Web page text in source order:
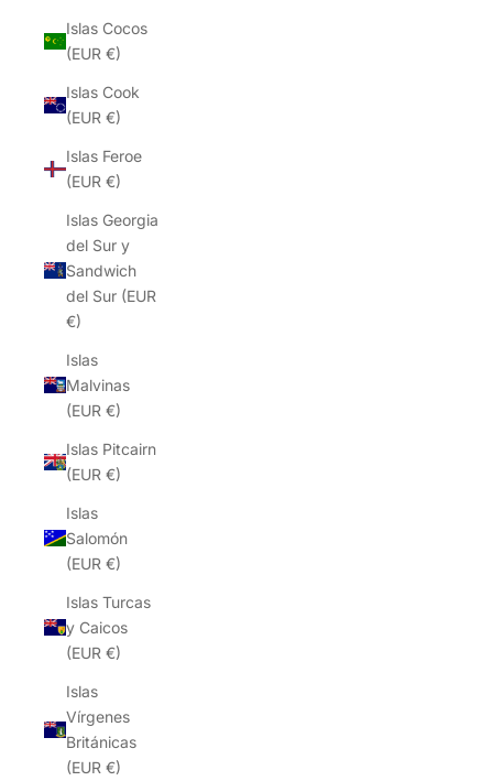
Islas Cocos
(EUR €)
Islas Cook
(EUR €)
Islas Feroe
(EUR €)
Islas Georgia
del Sur y
Sandwich
del Sur (EUR
€)
Islas
Malvinas
(EUR €)
Islas Pitcairn
(EUR €)
Islas
Salomón
(EUR €)
Islas Turcas
y Caicos
(EUR €)
Islas
Vírgenes
Británicas
(EUR €)